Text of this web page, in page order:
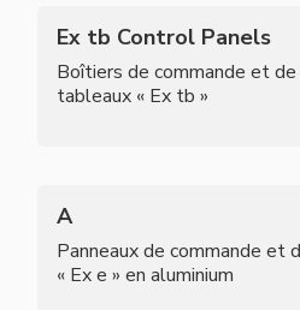
Ex tb Control Panels
Boîtiers de commande et
tableaux « Ex tb »
A
Panneaux de commande et
« Ex e » en aluminium